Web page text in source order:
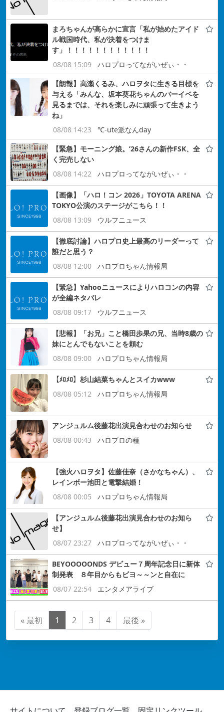
まろちゃんが高らかに宣言「私が始めたアイド
ル戦国時代、私が決着をつけま
す」！！！！！！！！！！！！
08/08 15:09
ハロプロってながいぜぃ・・
【朗報】高瀬くるみ、ハロヲタに生きる目標を
与える「みんな、坂本葵花ちゃんのバーイベを
見るまでは、それを楽しみに頑張って生きよう
ね」
08/08 14:23
℃-ute派なんday
【緊急】モーニング娘。’26さんの新作FSK、全
く完売しない
08/08 14:22
ハロプロってながいぜぃ・・
【画像】「ハロ！コン 2026」TOYOTA ARENA
TOKYO公演のステージがこちら！！
08/08 13:09
ウルフニュース
【徹底討論】ハロプロ史上最高のリーダーって
誰だと思う？
08/08 12:00
ハロプロちゃん情報局
【緊急】Yahooニュースによりハロコンの内容
が全編ネタバレ
08/08 09:17
ウルフニュース
【悲報】「お兄」こと橋田歩果の兄、当時8歳の
妹にとんでもないことを頼む
08/08 09:00
ハロプロちゃん情報局
【ﾒﾛﾒﾛ】杉山結菜ちゃんとスイカwww
08/08 05:12
ハロプロちゃん情報局
アンジュルム後藤花出演見合わせのお知らせ
08/08 00:43
ハロプロの種
【強火ハロヲタ】佐藤佳奈（さかなちゃん）、
レインボー池田と電撃結婚！
08/08 00:05
ハロプロちゃん情報局
【アンジュルム後藤花出演見合わせのお知ら
せ】
08/07 23:27
ハロプロってながいぜぃ・・
BEYOOOOONDS デビュー７周年記念日に新体
制発表 ８年目からもビヨ～～ンと自在に
08/07 22:54
エンタメアライブ
« 最初 1 2 3 4 最後 »